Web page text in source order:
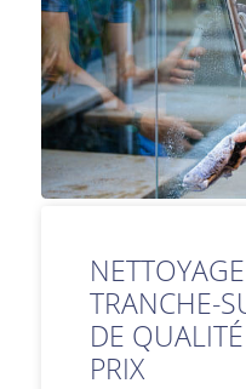
TRANCHE-
DE
PRIX